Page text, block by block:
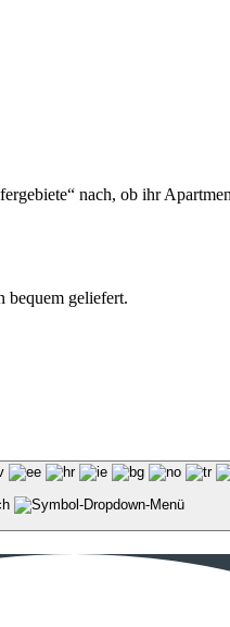
nach, ob ihr
bequem geliefert.